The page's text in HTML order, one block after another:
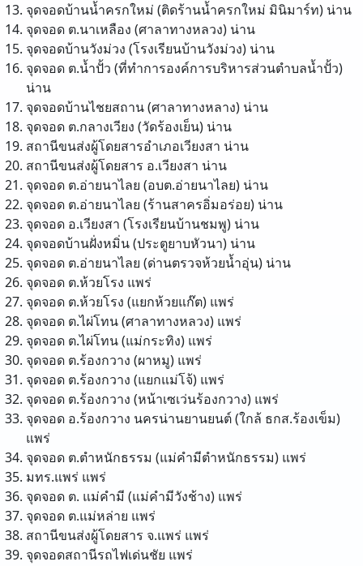
จุดจอดบ้านน้ำครกใหม่ (ติดร้านน้ำครกใหม่ มินิมาร์ท) น่าน
จุดจอด ต.นาเหลือง (ศาลาทางหลวง) น่าน
จุดจอดบ้านวังม่วง (โรงเรียนบ้านวังม่วง) น่าน
จุดจอด ต.น้ำปั้ว (ที่ทำการองค์การบริหารส่วนตำบลน้ำปั้ว)
น่าน
จุดจอดบ้านไชยสถาน (ศาลาทางหลาง) น่าน
จุดจอด ต.กลางเวียง (วัดร้องเย็น) น่าน
สถานีขนส่งผู้โดยสารอำเภอเวียงสา น่าน
สถานีขนส่งผู้โดยสาร อ.เวียงสา น่าน
จุดจอด ต.อ่ายนาไลย (อบต.อ่ายนาไลย) น่าน
จุดจอด ต.อ่ายนาไลย (ร้านสาครอิ่มอร่อย) น่าน
จุดจอด อ.เวียงสา (โรงเรียนบ้านชมพู) น่าน
จุดจอดบ้านฝั่งหมิ่น (ประตูยาบหัวนา) น่าน
จุดจอด ต.อ่ายนาไลย (ด่านตรวจห้วยน้ำอุ่น) น่าน
จุดจอด ต.ห้วยโรง แพร่
จุดจอด ต.ห้วยโรง (แยกห้วยแก๊ต) แพร่
จุดจอด ต.ไผ่โทน (ศาลาทางหลวง) แพร่
จุดจอด ต.ไผ่โทน (แม่กระทิง) แพร่
จุดจอด ต.ร้องกวาง (ผาหมู) แพร่
จุดจอด ต.ร้องกวาง (แยกแม่โจ้) แพร่
จุดจอด ต.ร้องกวาง (หน้าเซเว่นร้องกวาง) แพร่
จุดจอด อ.ร้องกวาง นครน่านยานยนต์ (ใกล้ ธกส.ร้องเข็ม)
แพร่
จุดจอด ต.ตำหนักธรรม (แม่คำมีตำหนักธรรม) แพร่
มทร.แพร่ แพร่
จุดจอด ต. แม่คำมี (แม่คำมีวังช้าง) แพร่
จุดจอด ต.แม่หล่าย แพร่
สถานีขนส่งผู้โดยสาร จ.แพร่ แพร่
จุดจอดสถานีรถไฟเด่นชัย แพร่